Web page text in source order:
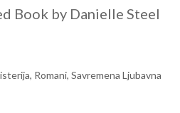
Book by Danielle Steel
, Romani, Savremena Ljubavna